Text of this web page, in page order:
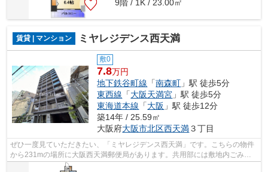
9階 / 1K / 23.00㎡
賃貸 | マンション ミヤレジデンス西天満
敷0
7.8万円
地下鉄谷町線 「南森町 」駅 徒歩5分
東西線 「大阪天満宮 」駅 徒歩5分
東海道本線 「大阪 」駅 徒歩12分
築14年 / 25.59㎡
大阪府大阪市北区西天満３丁目
ぜひ一度見ていただきたい、「ミヤレジデンス西天満」です。こちらの物件
から231mの場所に大阪西天満郵便局があります。共用部には敷地内ごみ置
き場・エレベータなどが揃っております...